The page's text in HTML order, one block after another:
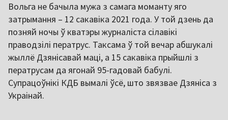
Вольга не бачыла мужа з самага моманту яго
затрымання – 12 сакавіка 2021 года. У той дзень да
позняй ночы ў кватэры журналіста сілавікі
праводзілі ператрус. Таксама ў той вечар абшукалі
жыллё Дзянісавай маці, а 15 сакавіка прыйшлі з
ператрусам да ягонай 95-гадовай бабулі.
Супрацоўнікі КДБ вымалі ўсё, што звязвае Дзяніса з
Украінай.